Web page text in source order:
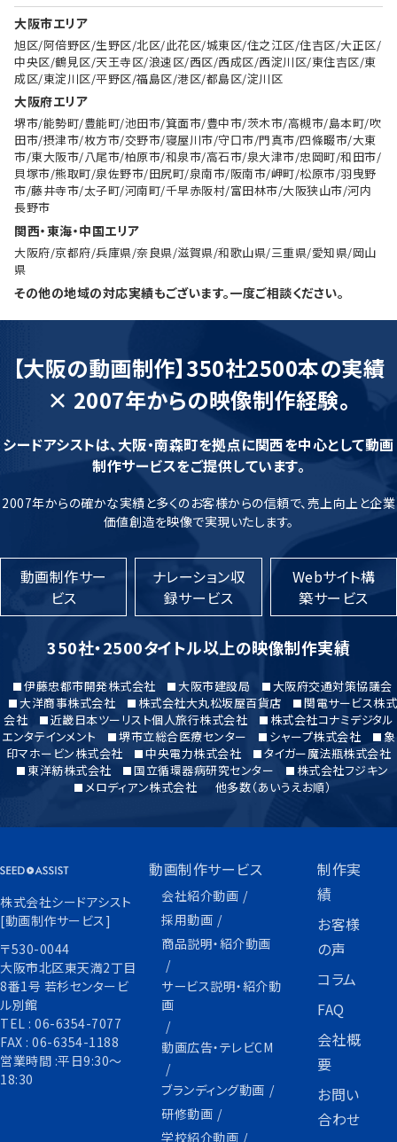
大阪市エリア
旭区/阿倍野区/生野区/北区/此花区/城東区/住之江区/住吉区/大正区/
中央区/鶴見区/天王寺区/浪速区/西区/西成区/西淀川区/東住吉区/東
成区/東淀川区/平野区/福島区/港区/都島区/淀川区
大阪府エリア
堺市/能勢町/豊能町/池田市/箕面市/豊中市/茨木市/高槻市/島本町/吹
田市/摂津市/枚方市/交野市/寝屋川市/守口市/門真市/四條畷市/大東
市/東大阪市/八尾市/柏原市/和泉市/高石市/泉大津市/忠岡町/和田市/
貝塚市/熊取町/泉佐野市/田尻町/泉南市/阪南市/岬町/松原市/羽曳野
市/藤井寺市/太子町/河南町/千早赤阪村/富田林市/大阪狭山市/河内
長野市
関西・東海・中国エリア
大阪府/京都府/兵庫県/奈良県/滋賀県/和歌山県/三重県/愛知県/岡山
県
その他の地域の対応実績もございます。一度ご相談ください。
【大阪の動画制作】350社2500本の実績
× 2007年からの映像制作経験。
シードアシストは、大阪・南森町を拠点に関西を中心として動画
制作サービスをご提供しています。
2007年からの確かな実績と多くのお客様からの信頼で、売上向上と企業
価値創造を映像で実現いたします。
動画制作サー
ビス
ナレーション収
録サービス
Webサイト構
築サービス
350社・2500タイトル以上の映像制作実績
伊藤忠都市開発株式会社 大阪市建設局
大阪府交通対策協議会
大洋商事株式会社
株式会社大丸松坂屋百貨店
関電サービス株式
会社
近畿日本ツーリスト個人旅行株式会社
株式会社コナミデジタル
エンタテインメント
堺市立総合医療センター シャープ株式会社
象
印マホービン株式会社
中央電力株式会社
タイガー魔法瓶株式会社
東洋紡株式会社
国立循環器病研究センター
株式会社フジキン
メロディアン株式会社
他多数（あいうえお順）
株式会社シードアシスト
[動画制作サービス]
〒530-0044
大阪市北区東天満2丁目
8番1号 若杉センタービ
ル別館
TEL : 06-6354-7077
FAX : 06-6354-1188
営業時間 :平日9:30〜
18:30
動画制作サービス
会社紹介動画
採用動画
商品説明・紹介動画
サービス説明・紹介動
画
動画広告・テレビCM
ブランディング動画
研修動画
学校紹介動画
制作実
績
お客様
の声
コラム
FAQ
会社概
要
お問い
合わせ